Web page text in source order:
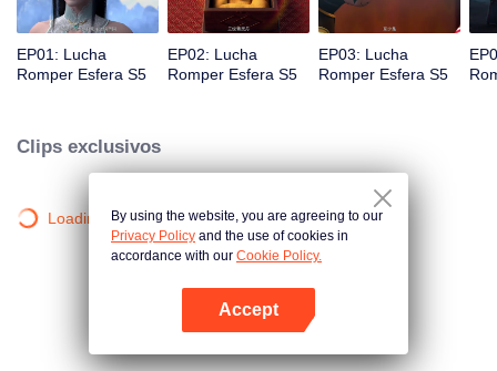
EP01: Lucha
Romper Esfera S5
EP02: Lucha
Romper Esfera S5
EP03: Lucha
Romper Esfera S5
Clips exclusivos
Loading…By using the website, you are agreeing to our
Privacy Policy and the use of cookies in
accordance with our Cookie Policy.
Accept